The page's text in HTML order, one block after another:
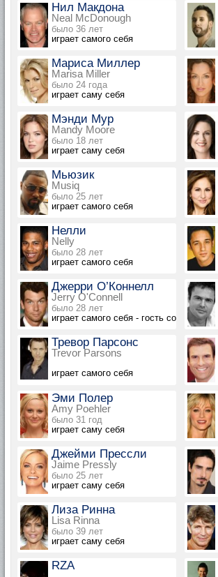
Нил Макдона
Neal McDonough
было 36 лет
играет самого себя
Мариса Миллер
Marisa Miller
было 24 года
играет саму себя
Мэнди Мур
Mandy Moore
было 18 лет
играет саму себя
Мьюзик
Musiq
было 25 лет
играет самого себя
Нелли
Nelly
было 28 лет
играет самого себя
Джерри О’Коннелл
Jerry O'Connell
было 28 лет
играет самого себя - гость соведущий
Тревор Парсонс
Trevor Parsons
играет самого себя
Эми Полер
Amy Poehler
было 31 год
играет саму себя
Джейми Прессли
Jaime Pressly
было 25 лет
играет саму себя
Лиза Ринна
Lisa Rinna
было 39 лет
играет саму себя
RZA